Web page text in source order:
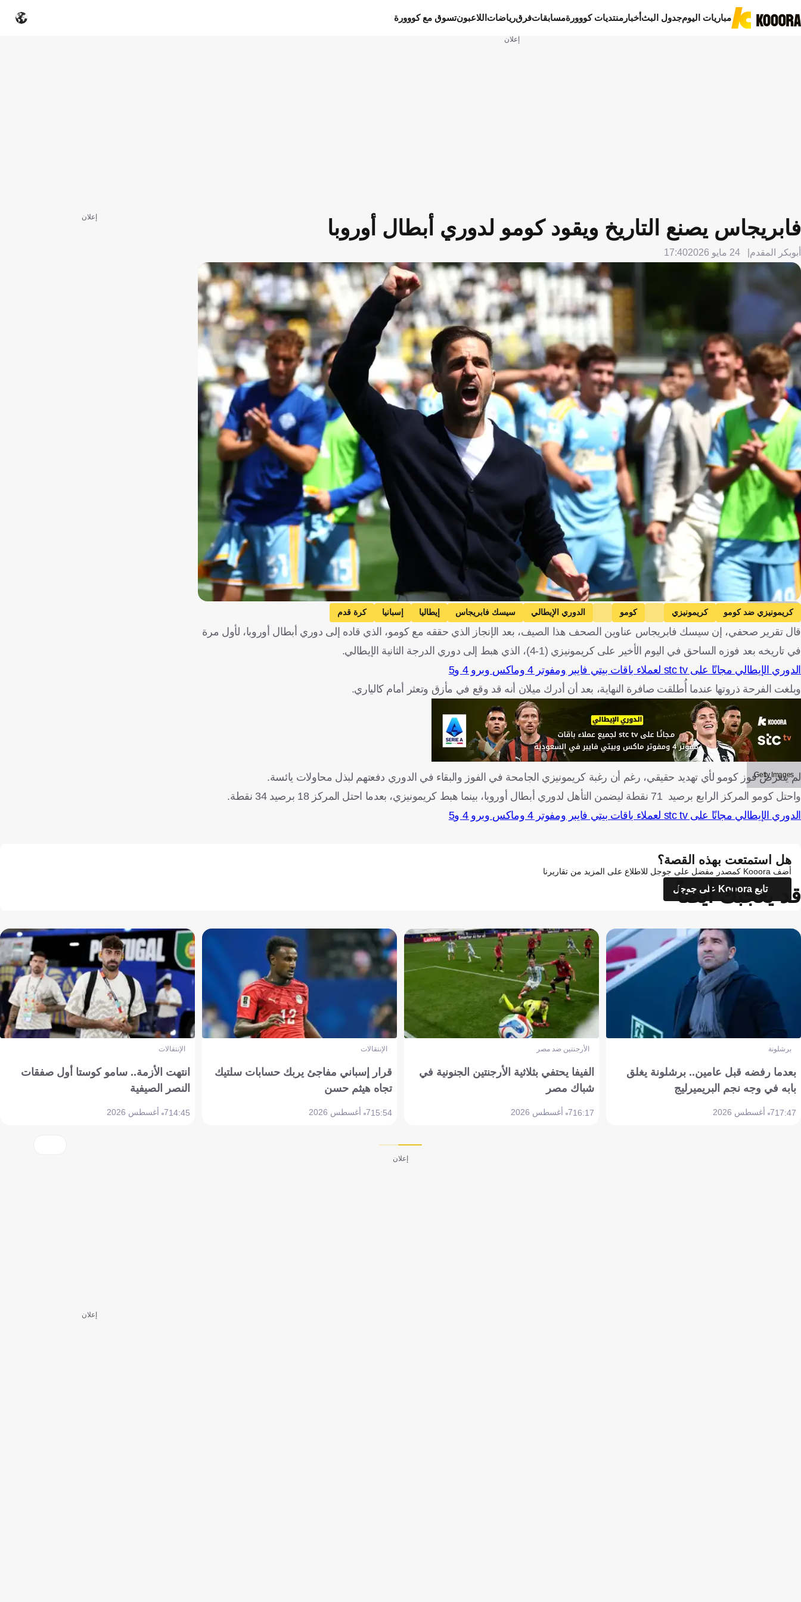
مباريات اليومجدول البثأخبار منتديات كووورةمسابقاتفرقرياضات اللاعبونتسوق مع كووورة
إعلان
فابريجاس يصنع التاريخ ويقود كومو لدوري أبطال أوروبا
أبوبكر المقدم 24 مايو 2026 17:40
Getty Images
كريمونيزي ضد كومو كريمونيزي كومو الدوري الإيطالي سيسك فابريجاس إيطاليا إسبانيا كرة قدم
قال تقرير صحفي، إن سيسك فابريجاس عناوين الصحف هذا الصيف، بعد الإنجاز الذي حققه مع كومو، الذي قاده إلى دوري أبطال أوروبا، لأول مرة
في تاريخه بعد فوزه الساحق في اليوم الأخير على كريمونيزي (1-4)، الذي هبط إلى دوري الدرجة الثانية الإيطالي.
الدوري الإيطالي مجانًا على stc tv لعملاء باقات بيتي فايبر ومفوتر 4 وماكس وبرو 4 و5
وبلغت الفرحة ذروتها عندما أُطلقت صافرة النهاية، بعد أن أدرك ميلان أنه قد وقع في مأزق وتعثر أمام كالياري.
Getty Images
لم يتعرض فوز كومو لأي تهديد حقيقي، رغم أن رغبة كريمونيزي الجامحة في الفوز والبقاء في الدوري دفعتهم لبذل محاولات يائسة.
واحتل كومو المركز الرابع برصيد 71 نقطة ليضمن التأهل لدوري أبطال أوروبا، بينما هبط كريمونيزي، بعدما احتل المركز 18 برصيد 34 نقطة.
الدوري الإيطالي مجانًا على stc tv لعملاء باقات بيتي فايبر ومفوتر 4 وماكس وبرو 4 و5
إعلان
هل استمتعت بهذه القصة؟
أضف Kooora كمصدر مفضل على جوجل للاطلاع على المزيد من تقاريرنا
تابع Kooora على جوجل
قد يعجبك أيضاً
برشلونة
بعدما رفضه قبل عامين.. برشلونة يغلق
بابه في وجه نجم البريميرليج
17:477 أغسطس 2026
الأرجنتين ضد مصر
الفيفا يحتفي بثلاثية الأرجنتين الجنونية في
شباك مصر
16:177 أغسطس 2026
الإنتقالات
قرار إسباني مفاجئ يربك حسابات سلتيك
تجاه هيثم حسن
15:547 أغسطس 2026
الإنتقالات
انتهت الأزمة.. سامو كوستا أول صفقات
النصر الصيفية
14:457 أغسطس 2026
إعلان
إعلان